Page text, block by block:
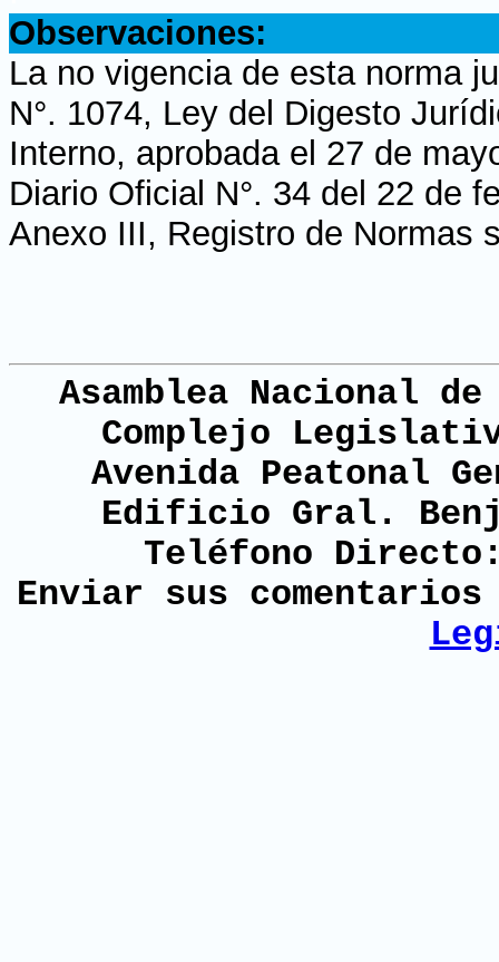
Observaciones:
La no vigencia de esta norma
N°. 1074, Ley del Digesto
Interno, aprobada el 27 de
Diario Oficial N°. 34 del 22 de
Anexo III, Registro de Normas
Asamblea Nacional
Complejo
Avenida Peatonal
Edificio Gral.
Teléfono
Enviar sus